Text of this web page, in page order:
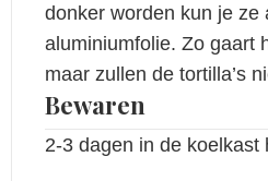
donker worden kun je ze
aluminiumfolie. Zo gaart
maar zullen de tortilla’s
Bewaren
2-3 dagen in de koelkast